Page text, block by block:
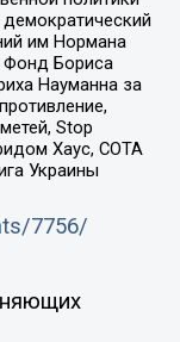
им Нормана
Фонд Бориса
Науманна за
Stop
Хаус, СОТА
Украины
7756/